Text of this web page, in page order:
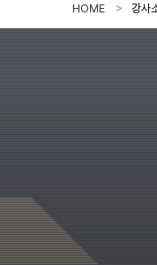
HOME 강사